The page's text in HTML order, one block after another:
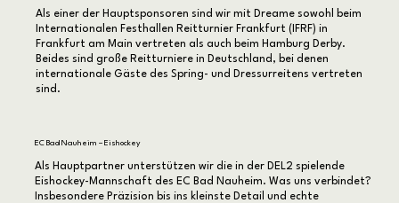
Als einer der Hauptsponsoren sind wir mit Dreame sowohl beim
Internationalen Festhallen Reitturnier Frankfurt (IFRF) in
Frankfurt am Main vertreten als auch beim Hamburg Derby.
Beides sind große Reitturniere in Deutschland, bei denen
internationale Gäste des Spring- und Dressurreitens vertreten
sind.
EC Bad Nauheim – Eishockey
Als Hauptpartner unterstützen wir die in der DEL2 spielende
Eishockey-Mannschaft des EC Bad Nauheim. Was uns verbindet?
Insbesondere Präzision bis ins kleinste Detail und echte